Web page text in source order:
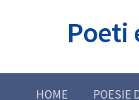
Poeti
HOME POESIE